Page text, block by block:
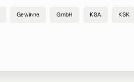
Gewinne GmbH KSA KSK